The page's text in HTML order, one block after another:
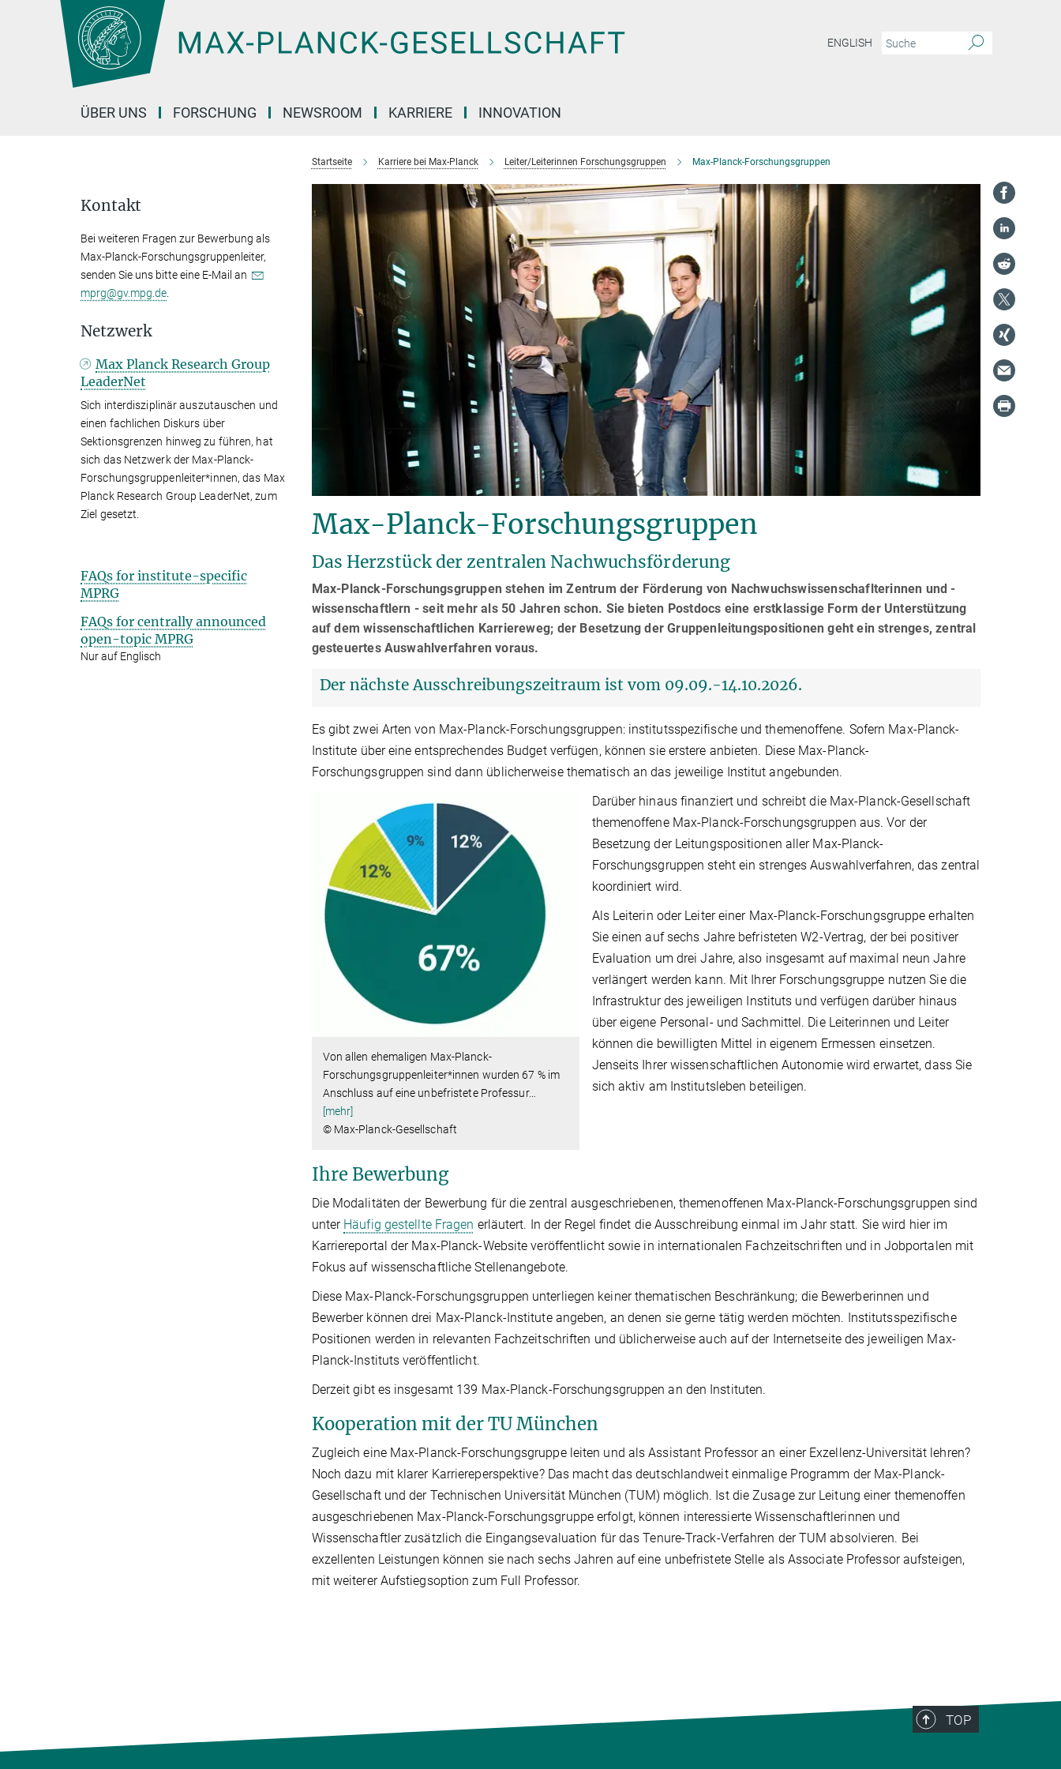
Hauptinhalt
ENGLISH
ÜBER UNS FORSCHUNG NEWSROOM KARRIERE INNOVATION
Startseite Karriere bei Max-Planck Leiter/Leiterinnen Forschungsgruppen Max-Planck-Forschungsgruppen
Max-Planck-Forschungsgruppen
Das Herzstück der zentralen Nachwuchsförderung
Max-Planck-Forschungsgruppen stehen im Zentrum der Förderung von Nachwuchswissenschaflterinnen und -
wissenschaftlern - seit mehr als 50 Jahren schon. Sie bieten Postdocs eine erstklassige Form der Unterstützung
auf dem wissenschaftlichen Karriereweg; der Besetzung der Gruppenleitungspositionen geht ein strenges, zentral
gesteuertes Auswahlverfahren voraus.
Der nächste Ausschreibungszeitraum ist vom 09.09.-14.10.2026.
Es gibt zwei Arten von Max-Planck-Forschungsgruppen: institutsspezifische und themenoffene. Sofern Max-Planck-
Institute über eine entsprechendes Budget verfügen, können sie erstere anbieten. Diese Max-Planck-
Forschungsgruppen sind dann üblicherweise thematisch an das jeweilige Institut angebunden.
Von allen ehemaligen Max-Planck-
Forschungsgruppenleiter*innen wurden 67 % im
Anschluss auf eine unbefristete Professur…
[mehr]
© Max-Planck-Gesellschaft
Darüber hinaus finanziert und schreibt die Max-Planck-Gesellschaft
themenoffene Max-Planck-Forschungsgruppen aus. Vor der
Besetzung der Leitungspositionen aller Max-Planck-
Forschungsgruppen steht ein strenges Auswahlverfahren, das zentral
koordiniert wird.
Als Leiterin oder Leiter einer Max-Planck-Forschungsgruppe erhalten
Sie einen auf sechs Jahre befristeten W2-Vertrag, der bei positiver
Evaluation um drei Jahre, also insgesamt auf maximal neun Jahre
verlängert werden kann. Mit Ihrer Forschungsgruppe nutzen Sie die
Infrastruktur des jeweiligen Instituts und verfügen darüber hinaus
über eigene Personal- und Sachmittel. Die Leiterinnen und Leiter
können die bewilligten Mittel in eigenem Ermessen einsetzen.
Jenseits Ihrer wissenschaftlichen Autonomie wird erwartet, dass Sie
sich aktiv am Institutsleben beteiligen.
Ihre Bewerbung
Die Modalitäten der Bewerbung für die zentral ausgeschriebenen, themenoffenen Max-Planck-Forschungsgruppen sind
unter Häufig gestellte Fragen erläutert. In der Regel findet die Ausschreibung einmal im Jahr statt. Sie wird hier im
Karriereportal der Max-Planck-Website veröffentlicht sowie in internationalen Fachzeitschriften und in Jobportalen mit
Fokus auf wissenschaftliche Stellenangebote.
Diese Max-Planck-Forschungsgruppen unterliegen keiner thematischen Beschränkung; die Bewerberinnen und
Bewerber können drei Max-Planck-Institute angeben, an denen sie gerne tätig werden möchten. Institutsspezifische
Positionen werden in relevanten Fachzeitschriften und üblicherweise auch auf der Internetseite des jeweiligen Max-
Planck-Instituts veröffentlicht.
Derzeit gibt es insgesamt 139 Max-Planck-Forschungsgruppen an den Instituten.
Kooperation mit der TU München
Zugleich eine Max-Planck-Forschungsgruppe leiten und als Assistant Professor an einer Exzellenz-Universität lehren?
Noch dazu mit klarer Karriereperspektive? Das macht das deutschlandweit einmalige Programm der Max-Planck-
Gesellschaft und der Technischen Universität München (TUM) möglich. Ist die Zusage zur Leitung einer themenoffen
ausgeschriebenen Max-Planck-Forschungsgruppe erfolgt, können interessierte Wissenschaftlerinnen und
Wissenschaftler zusätzlich die Eingangsevaluation für das Tenure-Track-Verfahren der TUM absolvieren. Bei
exzellenten Leistungen können sie nach sechs Jahren auf eine unbefristete Stelle als Associate Professor aufsteigen,
mit weiterer Aufstiegsoption zum Full Professor.
Kontakt
Bei weiteren Fragen zur Bewerbung als
Max-Planck-Forschungsgruppenleiter,
senden Sie uns bitte eine E-Mail an
mprg@gv.mpg.de
Netzwerk
Max Planck Research Group
LeaderNet
Sich interdisziplinär auszutauschen und
einen fachlichen Diskurs über
Sektionsgrenzen hinweg zu führen, hat
sich das Netzwerk der Max-Planck-
Forschungsgruppenleiter*innen, das Max
Planck Research Group LeaderNet, zum
Ziel gesetzt.
FAQs for institute-specific
MPRG
FAQs for centrally announced
open-topic MPRG
Nur auf Englisch
TOP